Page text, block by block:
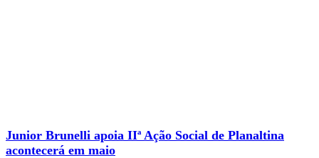
Junior Brunelli apoia IIª Ação Social de Planaltina
acontecerá em maio